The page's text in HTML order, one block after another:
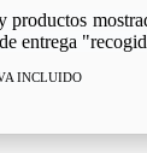
productos
entrega
INCLUIDO